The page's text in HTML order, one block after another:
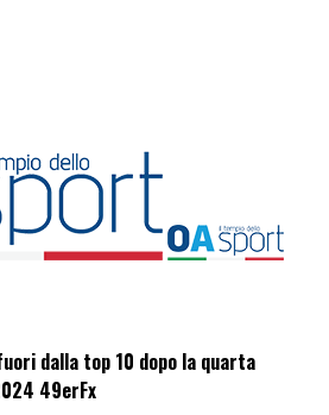
dalla top 10 dopo la quarta
49erFx